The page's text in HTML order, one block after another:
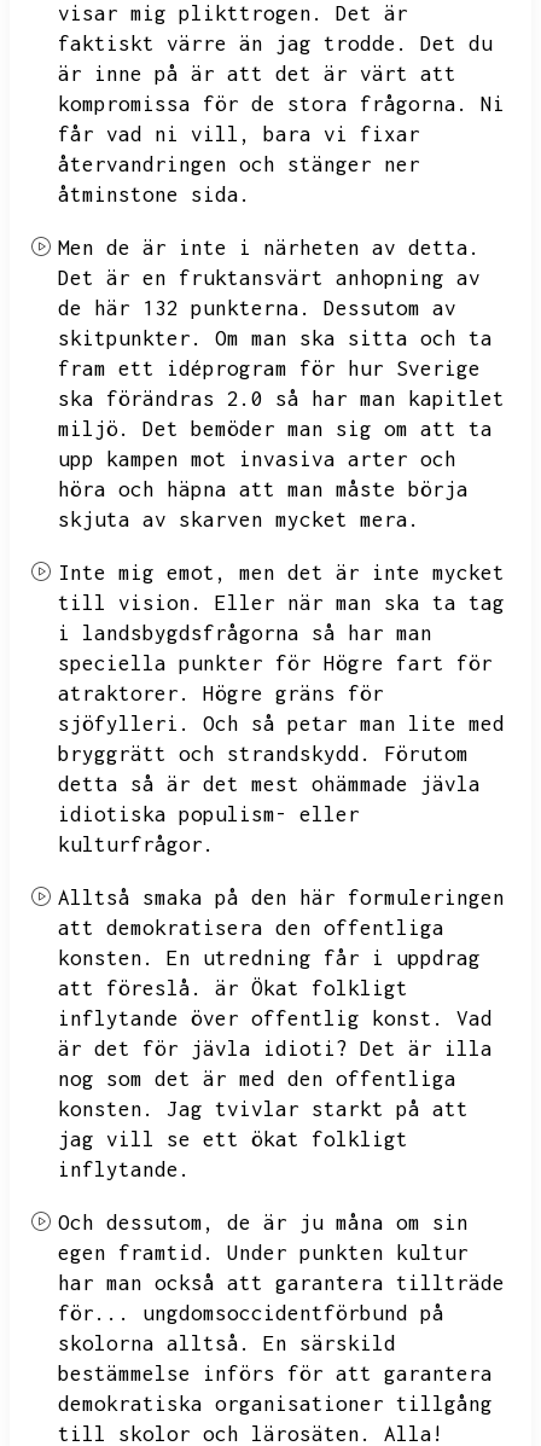
visar mig plikttrogen.
Det är
faktiskt värre än jag trodde.
Det du
är inne på är att det är värt att
kompromissa för de stora frågorna.
Ni
får vad ni vill,
bara vi fixar
återvandringen och stänger ner
åtminstone sida.
Men de är inte i närheten av detta.
Det är en fruktansvärt anhopning av
de här 132 punkterna.
Dessutom av
skitpunkter.
Om man ska sitta och ta
fram ett idéprogram för hur Sverige
ska förändras 2.0 så har man kapitlet
miljö.
Det bemöder man sig om att ta
upp kampen mot invasiva arter och
höra och häpna att man måste börja
skjuta av skarven mycket mera.
Inte mig emot,
men det är inte mycket
till vision.
Eller när man ska ta tag
i landsbygdsfrågorna så har man
speciella punkter för Högre fart för
atraktorer.
Högre gräns för
sjöfylleri.
Och så petar man lite med
bryggrätt och strandskydd.
Förutom
detta så är det mest ohämmade jävla
idiotiska populism- eller
kulturfrågor.
Alltså smaka på den här formuleringen
att demokratisera den offentliga
konsten.
En utredning får i uppdrag
att föreslå.
är Ökat folkligt
inflytande över offentlig konst.
Vad
är det för jävla idioti? Det är illa
nog som det är med den offentliga
konsten.
Jag tvivlar starkt på att
jag vill se ett ökat folkligt
inflytande.
Och dessutom,
de är ju måna om sin
egen framtid.
Under punkten kultur
har man också att garantera tillträde
för...
ungdomsoccidentförbund på
skolorna alltså.
En särskild
bestämmelse införs för att garantera
demokratiska organisationer tillgång
till skolor och lärosäten.
Alla!